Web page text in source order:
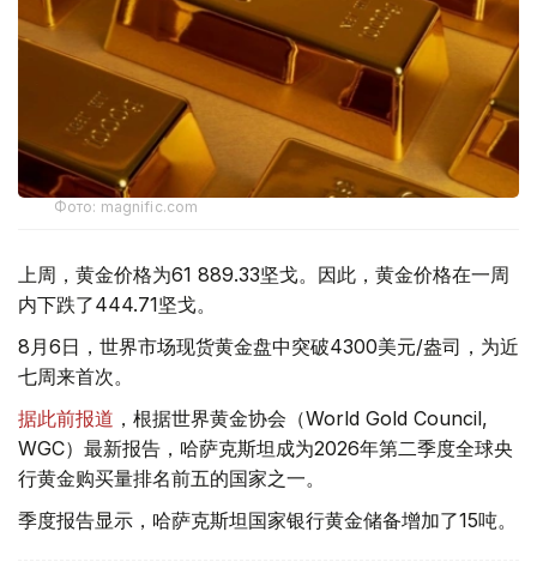
Фото: magnific.com
上周，黄金价格为61 889.33坚戈。因此，黄金价格在一周
内下跌了444.71坚戈。
8月6日，世界市场现货黄金盘中突破4300美元/盎司，为近
七周来首次。
据此前报道 ，根据世界黄金协会（World Gold Council,
WGC）最新报告，哈萨克斯坦成为2026年第二季度全球央
行黄金购买量排名前五的国家之一。
季度报告显示，哈萨克斯坦国家银行黄金储备增加了15吨。